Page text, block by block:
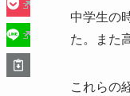
中学生の
た。また
これらの